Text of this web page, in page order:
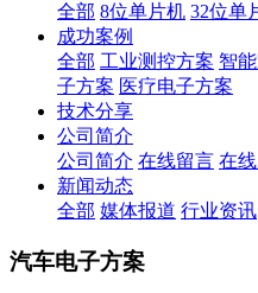
全部 8位单片机 32位单
成功案例
全部 工业测控方案 智
子方案 医疗电子方案
技术分享
公司简介
公司简介 在线留言 在
新闻动态
全部 媒体报道 行业资讯
汽车电子方案